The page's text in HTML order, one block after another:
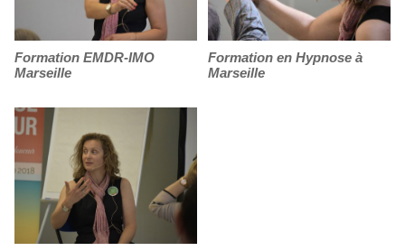
Formation EMDR-IMO
Marseille
Formation en Hypnose à
Marseille